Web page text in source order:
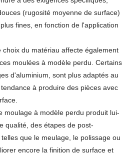
(rugosité moyenne de surface)
fines, en fonction de l'application
du matériau affecte également
moulées à modèle perdu. Certains
d'aluminium, sont plus adaptés au
à produire des pièces avec
moulage à modèle perdu produit lui-
qualité, des étapes de post-
que le meulage, le polissage ou
encore la finition de surface et